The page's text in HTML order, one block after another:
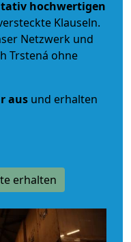
hochwertigen
Klauseln.
Netzwerk und
Trstená ohne
aus und erhalten
erhalten